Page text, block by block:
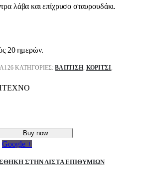
λάβα και επίχρυσο σταυρουδάκι.
20 ημερών.
ΚΑΤΗΓΟΡΊΕΣ:ΒΑΠΤΙΣΗ, ΚΟΡΊΤΣΙ,
Buy now
Google +
ΣΤΗΝ ΛΊΣΤΑ ΕΠΙΘΥΜΙΏΝ